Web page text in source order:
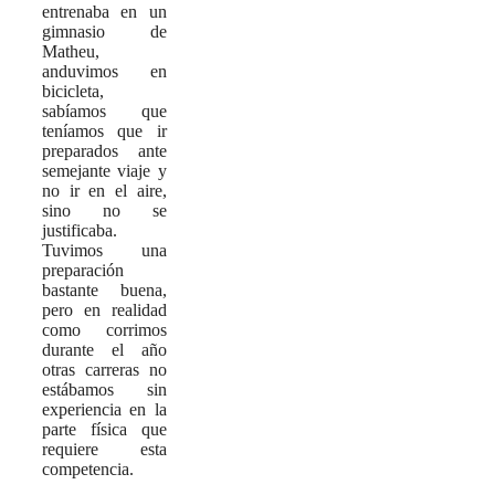
entrenaba en un
gimnasio de
Matheu,
anduvimos en
bicicleta,
sabíamos que
teníamos que ir
preparados ante
semejante viaje y
no ir en el aire,
sino no se
justificaba.
Tuvimos una
preparación
bastante buena,
pero en realidad
como corrimos
durante el año
otras carreras no
estábamos sin
experiencia en la
parte física que
requiere esta
competencia.